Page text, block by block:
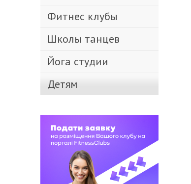
Фитнес клубы
Школы танцев
Йога студии
Детям